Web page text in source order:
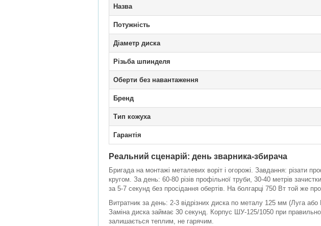
Назва
Потужність
Діаметр диска
Різьба шпинделя
Оберти без навантаження
Бренд
Тип кожуха
Гарантія
Реальний сценарій: день зварника-збирача
Бригада на монтажі металевих воріт і огорожі. Завдання: різати
кругом. За день: 60-80 різів профільної труби, 30-40 метрів
за 5-7 секунд без просідання обертів. На болгарці 750 Вт той же
Витратник за день: 2-3 відрізних диска по металу 125 мм (Луга
Заміна диска займає 30 секунд. Корпус ШУ-125/1050 при
залишається теплим, не гарячим.